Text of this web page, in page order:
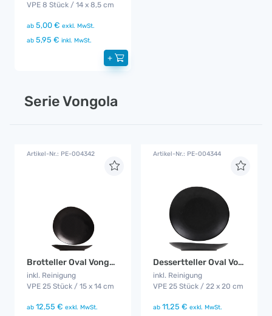
VPE 8 Stück / 14 x 8,5 cm
ab 5,00 € exkl. MwSt.
ab 5,95 € inkl. MwSt.
+
Serie Vongola
Artikel-Nr.: PE-004342
Brotteller Oval Vongola
inkl. Reinigung
VPE 25 Stück / 15 x 14 cm
ab 12,55 € exkl. MwSt.
Artikel-Nr.: PE-004344
Dessertteller Oval Vongola
inkl. Reinigung
VPE 25 Stück / 22 x 20 cm
ab 11,25 € exkl. MwSt.